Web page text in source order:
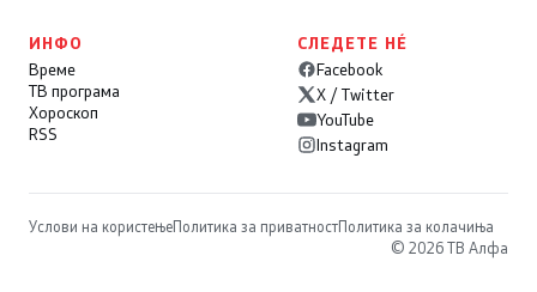
ИНФО
Време
ТВ програма
Хороскоп
RSS
СЛЕДЕТЕ НÉ
Facebook
X / Twitter
YouTube
Instagram
Услови на користењеПолитика за приватностПолитика за колачиња
© 2026 ТВ Алфа